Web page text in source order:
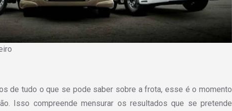
de tudo o que se pode saber sobre a frota, esse é o momento
Isso compreende mensurar os resultados que se pretende